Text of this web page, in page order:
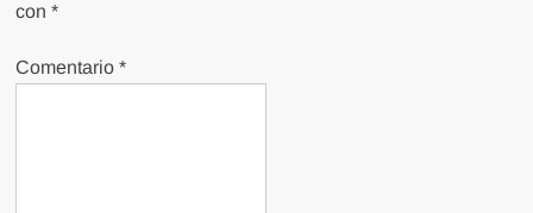
con*
Comentario*